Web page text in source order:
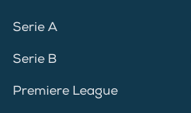
Serie A
Serie B
Premiere League